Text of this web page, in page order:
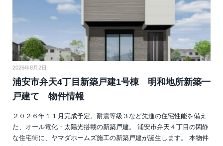
2026年8月2日
浦安市弁天4丁目新築戸建1号棟 明和地所新築一
戸建て 物件情報
２０２６年１１月完成予定。耐震等級３など先進の住宅性能を備え
た、オール電化・太陽光搭載の新築戸建。 浦安市弁天４丁目の閑静
な住宅街に、ヤマダホームズ施工の新築戸建が誕生します。 本物件